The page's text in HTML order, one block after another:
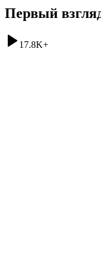
Первый
17.8K+